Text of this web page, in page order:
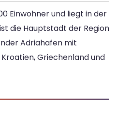
Einwohner und liegt in der
die Hauptstadt der Region
Adriahafen mit
Griechenland und